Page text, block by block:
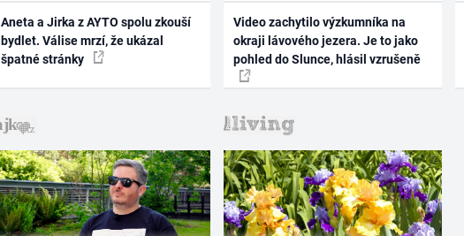
Aneta a Jirka z AYTO spolu zkouší
bydlet. Válise mrzí, že ukázal
špatné stránky
Video zachytilo výzkumníka na
okraji lávového jezera. Je to jako
pohled do Slunce, hlásil vzrušeně